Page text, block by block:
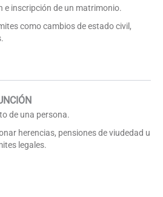
e inscripción de un matrimonio.
como cambios de estado civil,
de una persona.
herencias, pensiones de viudedad u
legales.